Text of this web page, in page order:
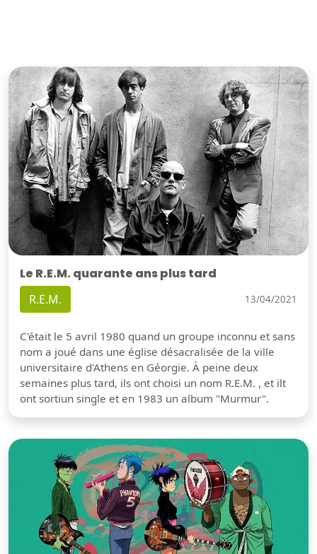
Le R.E.M. quarante ans plus tard
R.E.M. 13/04/2021
C'était le 5 avril 1980 quand un groupe inconnu et sans
nom a joué dans une église désacralisée de la ville
universitaire d'Athens en Géorgie. À peine deux
semaines plus tard, ils ont choisi un nom R.E.M. , et ilt
ont sortiun single et en 1983 un album "Murmur".